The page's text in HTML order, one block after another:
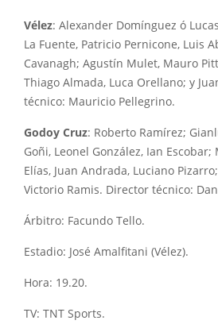
Vélez: Alexander Domínguez ó
La Fuente, Patricio Pernicone, Luis
Cavanagh; Agustín Mulet, Mauro
Thiago Almada, Luca Orellano; y
técnico: Mauricio Pellegrino.
Godoy Cruz: Roberto Ramírez;
Goñi, Leonel González, Ian
Elías, Juan Andrada, Luciano
Victorio Ramis. Director técnico:
Árbitro: Facundo Tello.
Estadio: José Amalfitani (Vélez).
Hora: 19.20.
TV: TNT Sports.